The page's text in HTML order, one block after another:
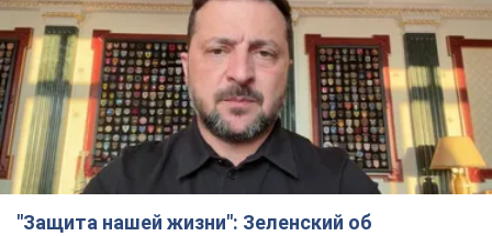
"Защита нашей жизни": Зеленский об